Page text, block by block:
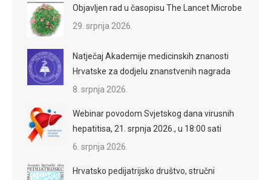
Objavljen rad u časopisu The Lancet Microbe
29. srpnja 2026.
Natječaj Akademije medicinskih znanosti
Hrvatske za dodjelu znanstvenih nagrada
8. srpnja 2026.
Webinar povodom Svjetskog dana virusnih
hepatitisa, 21. srpnja 2026., u 18:00 sati
6. srpnja 2026.
Hrvatsko pedijatrijsko društvo, stručni